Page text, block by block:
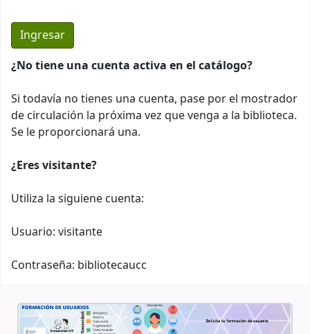
¿No tiene una cuenta activa en el catálogo?
Si todavía no tienes una cuenta, pase por el mostrador
de circulación la próxima vez que venga a la biblioteca.
Se le proporcionará una.
¿Eres visitante?
Utiliza la siguiene cuenta:
Usuario: visitante
Contraseña: bibliotecaucc